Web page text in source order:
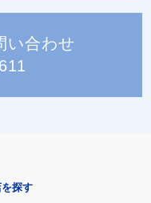
い合わせ
探す